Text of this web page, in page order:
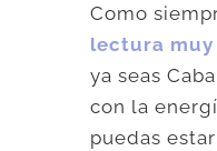
Como
lectura
ya seas
con la
puedas